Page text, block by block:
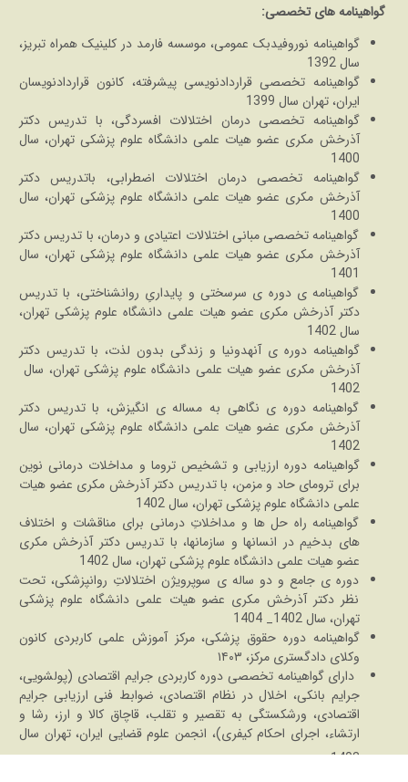
گواهینامه های تخصصی:
گواهینامه نوروفیدبک عمومی، موسسه فارمد در کلینیک همراه تبریز،
سال 1392
گواهینامه تخصصی قراردادنویسی پیشرفته، کانون قراردادنویسان
ایران، تهران سال 1399
گواهینامه تخصصی درمان اختلالات افسردگی، با تدریس دکتر
آذرخش مکری عضو هیات علمی دانشگاه علوم پزشکی تهران، سال
1400
گواهینامه تخصصی درمان اختلالات اضطرابی، باتدریس دکتر
آذرخش مکری عضو هیات علمی دانشگاه علوم پزشکی تهران، سال
1400
گواهینامه تخصصی مبانی اختلالات اعتیادی و درمان، با تدریس دکتر
آذرخش مکری عضو هیات علمی دانشگاه علوم پزشکی تهران، سال
1401
گواهینامه ی دوره ی سرسختی و پایداریِ روانشناختی، با تدریس
دکتر آذرخش مکری عضو هیات علمی دانشگاه علوم پزشکی تهران،
سال 1402
گواهینامه دوره ی آنهدونیا و زندگی بدون لذت، با تدریس دکتر
آذرخش مکری عضو هیات علمی دانشگاه علوم پزشکی تهران، سال
1402
گواهینامه دوره ی نگاهی به مساله ی انگیزش، با تدریس دکتر
آذرخش مکری عضو هیات علمی دانشگاه علوم پزشکی تهران، سال
1402
گواهینامه دوره ارزیابی و تشخیص تروما و مداخلات درمانی نوین
برای ترومای حاد و مزمن، با تدریس دکتر آذرخش مکری عضو هیات
علمی دانشگاه علوم پزشکی تهران، سال 1402
گواهینامه راه حل ها و مداخلاتِ درمانی برای مناقشات و اختلاف
های بدخیم در انسانها و سازمانها، با تدریس دکتر آذرخش مکری
عضو هیات علمی دانشگاه علوم پزشکی تهران، سال 1402
دوره ی جامع و دو ساله ی سوپرویژن اختلالاتِ روانپزشکی، تحت
نظر دکتر آذرخش مکری عضو هیات علمی دانشگاه علوم پزشکی
تهران، سال 1402_ 1404
گواهینامه دوره حقوق پزشکی، مرکز آموزش علمی کاربردی کانون
وکلای دادگستری مرکز، ۱۴۰۳
دارای گواهینامه تخصصی دوره کاربردی جرایم اقتصادی (پولشویی،
جرایم بانکی، اخلال در نظام اقتصادی، ضوابط فنی ارزیابی جرایم
اقتصادی، ورشکستگی به تقصیر و تقلب، قاچاق کالا و ارز، رشا و
ارتشاء، اجرای احکام کیفری)، انجمن علوم قضایی ایران، تهران سال
1403
.